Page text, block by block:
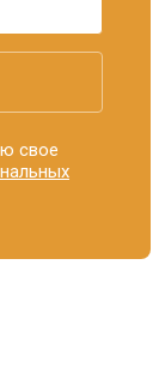
свое